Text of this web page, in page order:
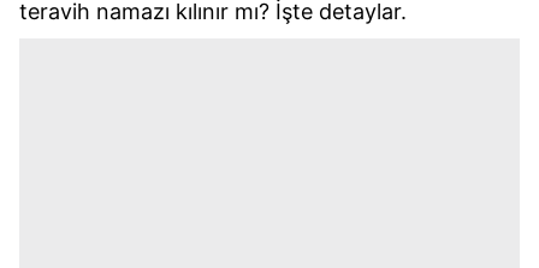
teravih namazı kılınır mı? İşte detaylar.